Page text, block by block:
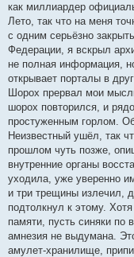
как миллиардер
Лето, так что на меня
с одним серьёзно
Федерации, я вскрыл
не полная информация,
открывает порталы в
Шорох прервал мои
шорох повторился, и
простуженным горлом.
Неизвестный ушёл, так
прошлом чуть позже,
внутренние органы
уходила, уже уверенно
и три трещины излечил,
подтолкнул к этому.
памяти, пусть синяки по
амнезия не выдумана.
амулет-хранилище,